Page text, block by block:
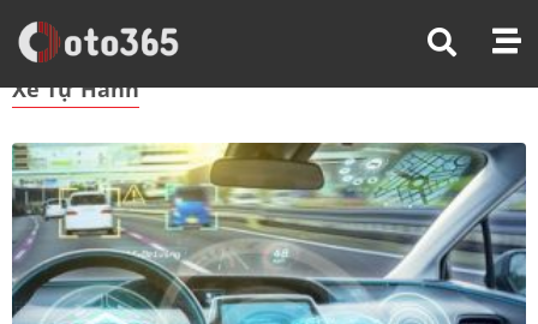
Trang Chủ Xe Tự Hành
Xe Tự Hành